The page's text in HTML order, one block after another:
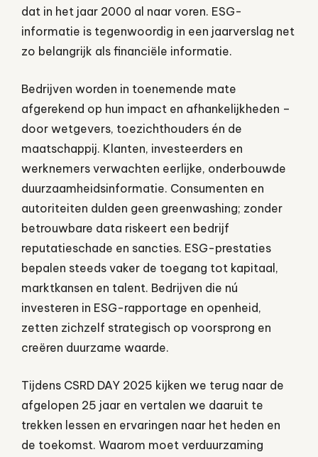
dat in het jaar 2000 al naar voren. ESG-
informatie is tegenwoordig in een jaarverslag net
zo belangrijk als financiële informatie.
Bedrijven worden in toenemende mate
afgerekend op hun impact en afhankelijkheden –
door wetgevers, toezichthouders én de
maatschappij. Klanten, investeerders en
werknemers verwachten eerlijke, onderbouwde
duurzaamheidsinformatie. Consumenten en
autoriteiten dulden geen greenwashing; zonder
betrouwbare data riskeert een bedrijf
reputatieschade en sancties. ESG-prestaties
bepalen steeds vaker de toegang tot kapitaal,
marktkansen en talent. Bedrijven die nú
investeren in ESG-rapportage en openheid,
zetten zichzelf strategisch op voorsprong en
creëren duurzame waarde.
Tijdens CSRD DAY 2025 kijken we terug naar de
afgelopen 25 jaar en vertalen we daaruit te
trekken lessen en ervaringen naar het heden en
de toekomst. Waarom moet verduurzaming